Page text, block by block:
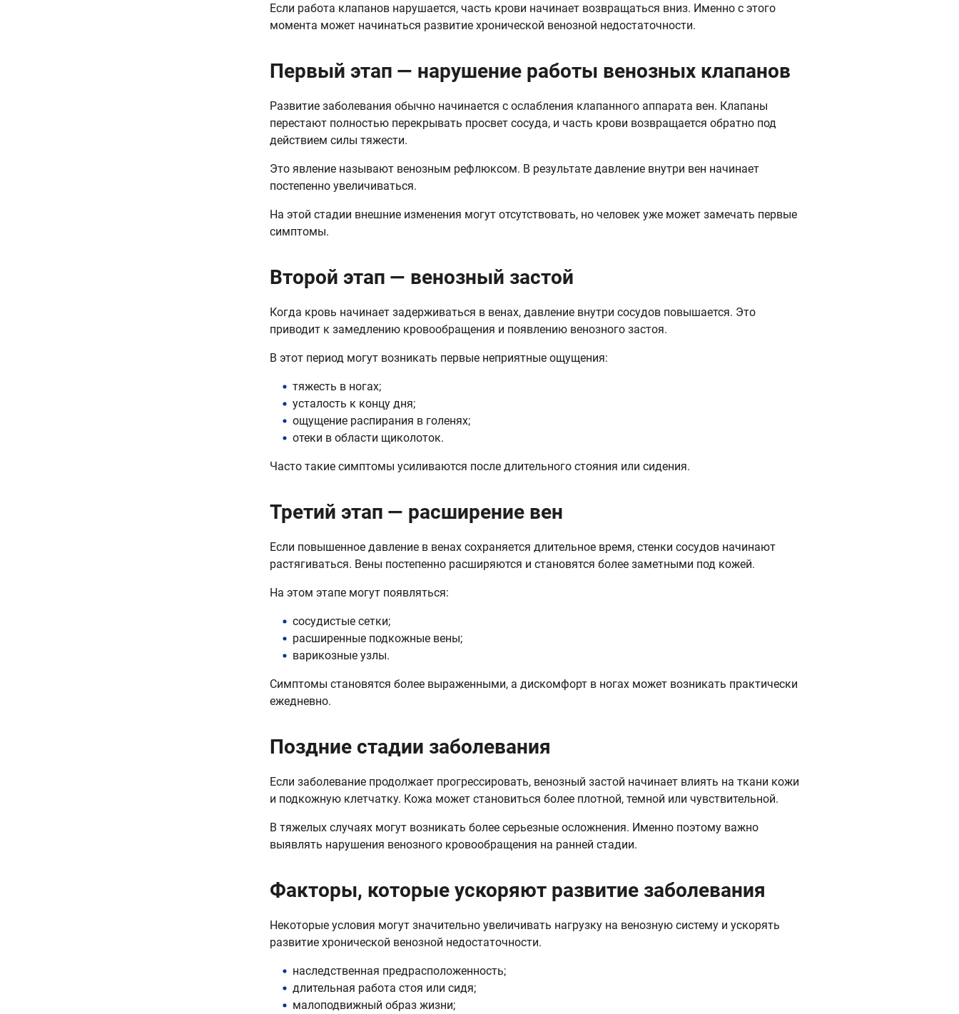
Если работа клапанов нарушается, часть крови начинает возвращаться вниз. Именно с этого
момента может начинаться развитие хронической венозной недостаточности.
Первый этап — нарушение работы венозных клапанов
Развитие заболевания обычно начинается с ослабления клапанного аппарата вен. Клапаны
перестают полностью перекрывать просвет сосуда, и часть крови возвращается обратно под
действием силы тяжести.
Это явление называют венозным рефлюксом. В результате давление внутри вен начинает
постепенно увеличиваться.
На этой стадии внешние изменения могут отсутствовать, но человек уже может замечать первые
симптомы.
Второй этап — венозный застой
Когда кровь начинает задерживаться в венах, давление внутри сосудов повышается. Это
приводит к замедлению кровообращения и появлению венозного застоя.
В этот период могут возникать первые неприятные ощущения:
тяжесть в ногах;
усталость к концу дня;
ощущение распирания в голенях;
отеки в области щиколоток.
Часто такие симптомы усиливаются после длительного стояния или сидения.
Третий этап — расширение вен
Если повышенное давление в венах сохраняется длительное время, стенки сосудов начинают
растягиваться. Вены постепенно расширяются и становятся более заметными под кожей.
На этом этапе могут появляться:
сосудистые сетки;
расширенные подкожные вены;
варикозные узлы.
Симптомы становятся более выраженными, а дискомфорт в ногах может возникать практически
ежедневно.
Поздние стадии заболевания
Если заболевание продолжает прогрессировать, венозный застой начинает влиять на ткани кожи
и подкожную клетчатку. Кожа может становиться более плотной, темной или чувствительной.
В тяжелых случаях могут возникать более серьезные осложнения. Именно поэтому важно
выявлять нарушения венозного кровообращения на ранней стадии.
Факторы, которые ускоряют развитие заболевания
Некоторые условия могут значительно увеличивать нагрузку на венозную систему и ускорять
развитие хронической венозной недостаточности.
наследственная предрасположенность;
длительная работа стоя или сидя;
малоподвижный образ жизни;